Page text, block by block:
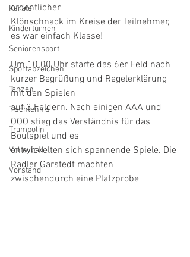
Karate
Kinderturnen
Seniorensport
Sportabzeichen
Tanzen
Tischtennis
Trampolin
Volleyball
Vorstand
ordentlicher
Klönschnack im Kreise der Teilnehmer,
es war einfach Klasse!
Um 10.00 Uhr starte das 6er Feld nach
kurzer Begrüßung und Regelerklärung
mit den Spielen
auf 3 Feldern. Nach einigen AAA und
OOO stieg das Verständnis für das
Boulspiel und es
entwickelten sich spannende Spiele. Die
Radler Garstedt machten
zwischendurch eine Platzprobe